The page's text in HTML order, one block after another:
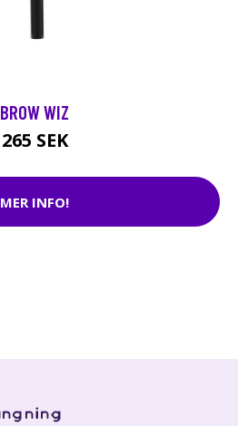
BROW WIZ
265 SEK
MER INFO!